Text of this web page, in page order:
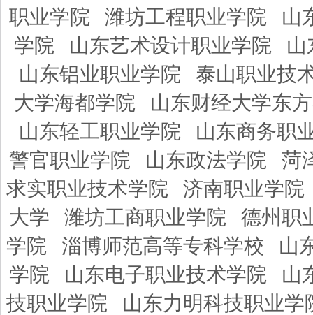
职业学院
潍坊工程职业学院
山
学院
山东艺术设计职业学院
山
山东铝业职业学院
泰山职业技
大学海都学院
山东财经大学东
山东轻工职业学院
山东商务职
警官职业学院
山东政法学院
菏
求实职业技术学院
济南职业学院
大学
潍坊工商职业学院
德州职
学院
淄博师范高等专科学校
山
学院
山东电子职业技术学院
山
技职业学院
山东力明科技职业学